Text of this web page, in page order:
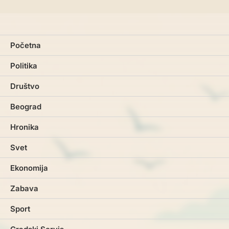
Početna
Politika
Društvo
Beograd
Hronika
Svet
Ekonomija
Zabava
Sport